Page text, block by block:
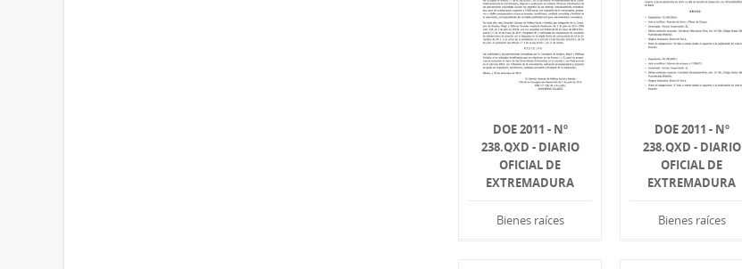
DOE 2011 - Nº
238.QXD - DIARIO
OFICIAL DE
EXTREMADURA
Bienes raíces
DOE 2011 - Nº
238.QXD - DIARIO
OFICIAL DE
EXTREMADURA
Bienes raíces